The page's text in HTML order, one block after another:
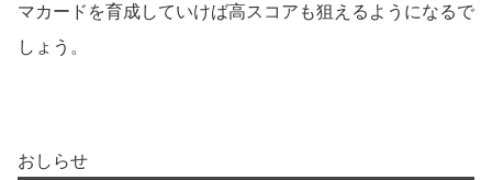
マカードを育成していけば高スコアも狙えるようになるで
しょう。
おしらせ